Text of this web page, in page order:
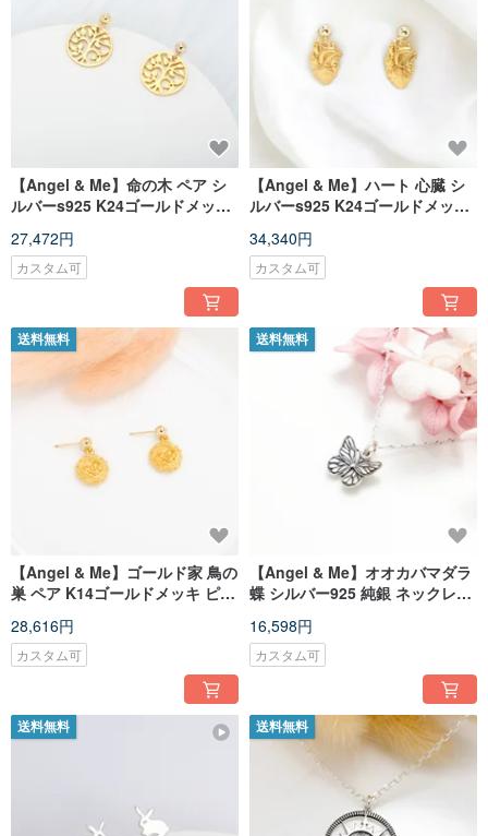
【Angel & Me】命の木 ペア シ
ルバーs925 K24ゴールドメッキ
デー 誕生日プレゼント
27,472円
カスタム可
【Angel & Me】ハート 心臓 シ
ルバーs925 K24ゴールドメッキ
ンデー 誕生日プレゼント
34,340円
カスタム可
送料無料
【Angel & Me】ゴールド家 鳥の
巣 ペア K14ゴールドメッキ ピア
誕生日プレゼント
28,616円
カスタム可
送料無料
【Angel & Me】オオカバマダラ
蝶 シルバー925 純銀 ネックレス
デー 記念日 クリスマス プレゼン
ト
16,598円
カスタム可
送料無料 送料無料